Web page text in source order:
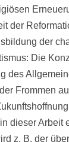
der
der
Die
des
Frommen
dieser Arbeit
z. B. der